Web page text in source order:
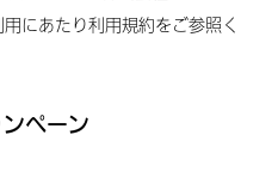
にあたり利用規約をご参照く
ペーン